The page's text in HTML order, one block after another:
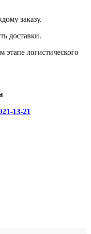
заказу.
доставки.
этапе логистического
13-21